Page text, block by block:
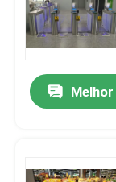
Fale Conosco
notícias
Portas